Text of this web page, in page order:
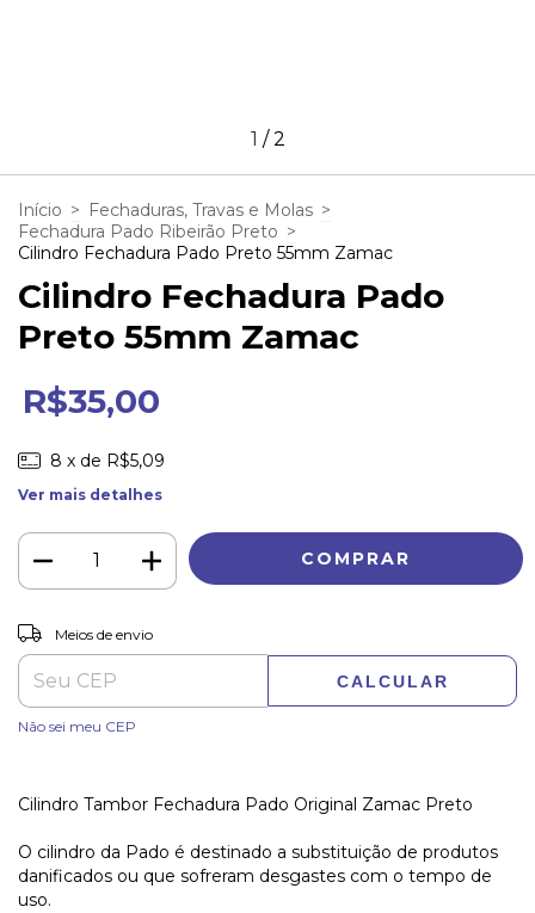
1 /2
Início > Fechaduras, Travas e Molas >
Fechadura Pado Ribeirão Preto >
Cilindro Fechadura Pado Preto 55mm Zamac
Cilindro Fechadura Pado
Preto 55mm Zamac
R$35,00
8 x de R$5,09
Ver mais detalhes
Entregas para o CEP:
Meios de envio
CALCULAR
Não sei meu CEP
Cilindro Tambor Fechadura Pado Original Zamac Preto
O cilindro da Pado é destinado a substituição de produtos
danificados ou que sofreram desgastes com o tempo de
uso.